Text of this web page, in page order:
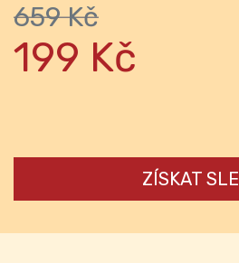
659 Kč
199 Kč
ZÍSKAT